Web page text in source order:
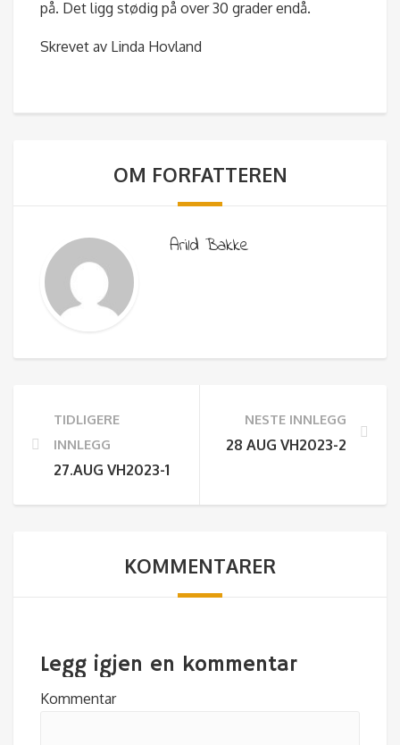
på. Det ligg stødig på over 30 grader endå.
Skrevet av Linda Hovland
OM FORFATTEREN
Arild Bakke
TIDLIGERE
INNLEGG
27.AUG VH2023-1
NESTE INNLEGG
28 AUG VH2023-2
KOMMENTARER
Legg igjen en kommentar
Kommentar